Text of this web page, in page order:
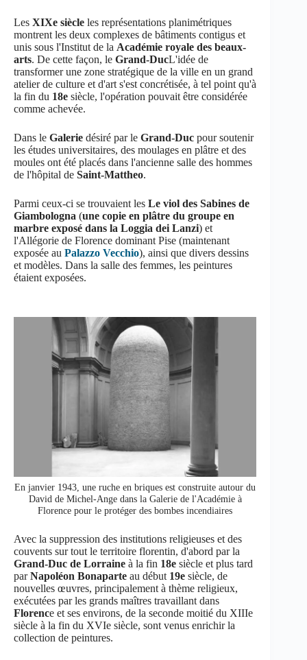
Les XIXe siècle les représentations planimétriques
montrent les deux complexes de bâtiments contigus et
unis sous l'Institut de la Académie royale des beaux-
arts. De cette façon, le Grand-DucL'idée de
transformer une zone stratégique de la ville en un grand
atelier de culture et d'art s'est concrétisée, à tel point qu'à
la fin du 18e siècle, l'opération pouvait être considérée
comme achevée.
Dans le Galerie désiré par le Grand-Duc pour soutenir
les études universitaires, des moulages en plâtre et des
moules ont été placés dans l'ancienne salle des hommes
de l'hôpital de Saint-Mattheo.
Parmi ceux-ci se trouvaient les Le viol des Sabines de
Giambologna (une copie en plâtre du groupe en
marbre exposé dans la Loggia dei Lanzi) et
l'Allégorie de Florence dominant Pise (maintenant
exposée au Palazzo Vecchio), ainsi que divers dessins
et modèles. Dans la salle des femmes, les peintures
étaient exposées.
En janvier 1943, une ruche en briques est construite autour du
David de Michel-Ange dans la Galerie de l'Académie à
Florence pour le protéger des bombes incendiaires
Avec la suppression des institutions religieuses et des
couvents sur tout le territoire florentin, d'abord par la
Grand-Duc de Lorraine à la fin 18e siècle et plus tard
parNapoléon Bonaparte au début 19e siècle, de
nouvelles œuvres, principalement à thème religieux,
exécutées par les grands maîtres travaillant dans
Florence et ses environs, de la seconde moitié du XIIIe
siècle à la fin du XVIe siècle, sont venus enrichir la
collection de peintures.